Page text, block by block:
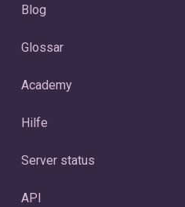
Blog
Glossar
Academy
Hilfe
Server status
API